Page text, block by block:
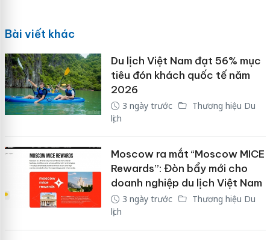
Bài viết khác
Du lịch Việt Nam đạt 56% mục
tiêu đón khách quốc tế năm
2026
3 ngày trước
Thương hiệu Du
lịch
Moscow ra mắt “Moscow MICE
Rewards”: Đòn bẩy mới cho
doanh nghiệp du lịch Việt Nam
3 ngày trước
Thương hiệu Du
lịch